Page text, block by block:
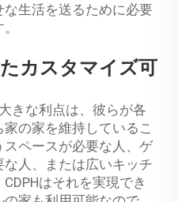
生活を送るために必要
カスタマイズ可
きな利点は、彼らが各
の家を維持しているこ
ペースが必要な人、ゲ
人、または広いキッチ
はそれを実現でき